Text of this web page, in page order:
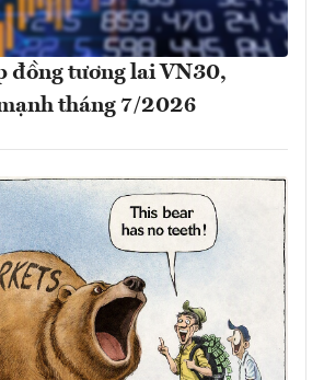
đồng tương lai VN30,
tháng 7/2026